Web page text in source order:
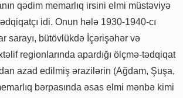
qədim memarlıq irsini elmi müstəviyə
idi. Onun hələ 1930-1940-cı
sarayı, bütövlükdə İçərişəhər və
regionlarında apardığı ölçmə-tədqiqat
azad edilmiş ərazilərin (Ağdam, Şuşa,
bərpasında əsas elmi mənbə kimi